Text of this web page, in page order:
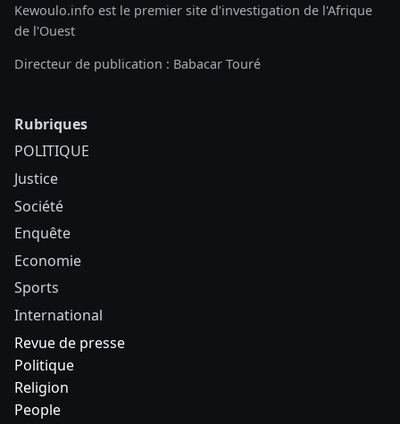
Kewoulo.info est le premier site d'investigation de l'Afrique
de l'Ouest
Directeur de publication : Babacar Touré
Rubriques
POLITIQUE
Justice
Société
Enquête
Economie
Sports
International
Revue de presse
Politique
Religion
People